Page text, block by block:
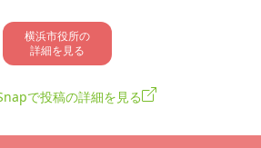
横浜市役所の
詳細を見る
で投稿の詳細を見る